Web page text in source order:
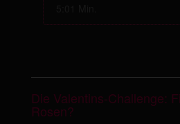
Die Valentins-Challenge:
Rosen?